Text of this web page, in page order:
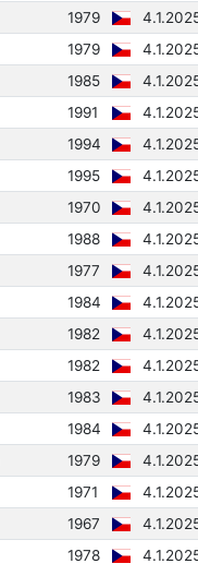
1979
1979
1985
1991
1994
1995
1970
1988
1977
1984
1982
1982
1983
1984
1979
1971
1967
1978